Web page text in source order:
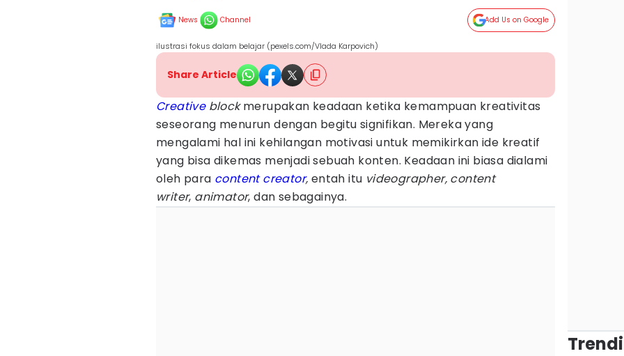
News Channel Add Us on Google
ilustrasi fokus dalam belajar (pexels.com/Vlada Karpovich)
Share Article
Creativeblockmerupakan keadaan ketika kemampuan kreativitas
seseorang menurun dengan begitu signifikan. Mereka yang
mengalami hal ini kehilangan motivasi untuk memikirkan ide kreatif
yang bisa dikemas menjadi sebuah konten. Keadaan ini biasa dialami
oleh para content creator, entah itu videographer, content
writer, animator, dan sebagainya.